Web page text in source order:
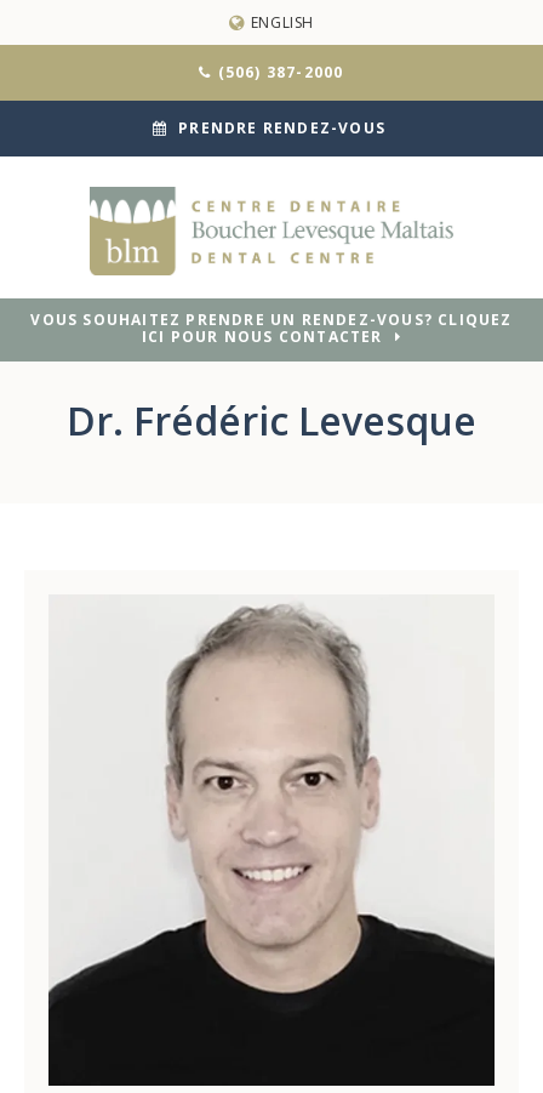
ENGLISH
(506) 387-2000
PRENDRE RENDEZ-VOUS
VOUS SOUHAITEZ PRENDRE UN RENDEZ-VOUS? CLIQUEZ
ICI POUR NOUS CONTACTER
Dr. Frédéric Levesque